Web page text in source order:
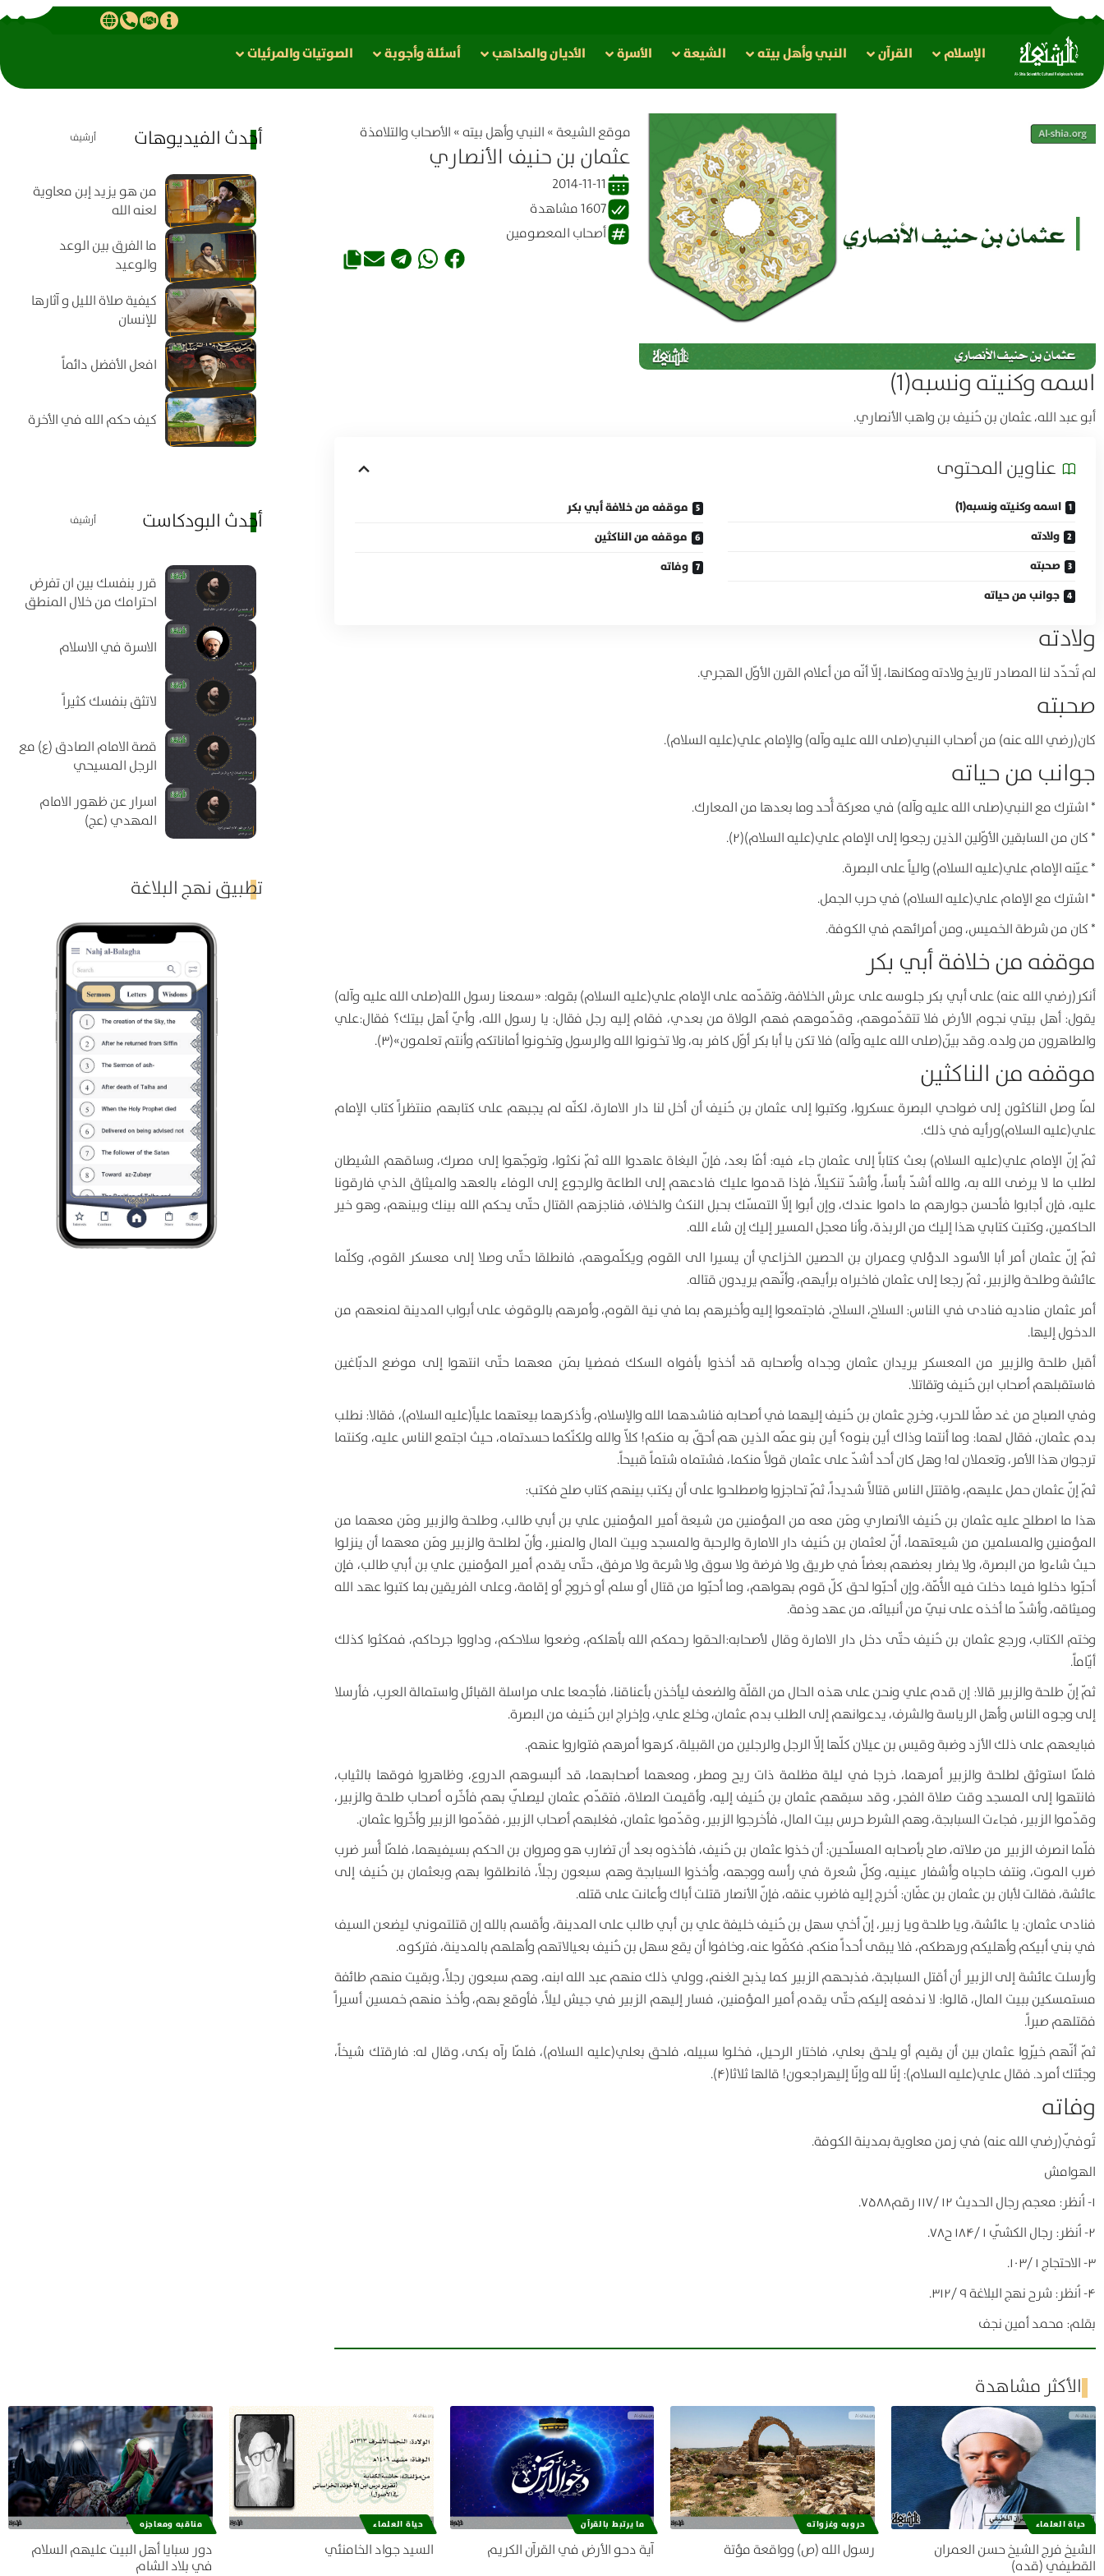
الإسلام القرآن النبي وأهل بيته الشيعة الأسرة الأدیان والمذاهب أسئلة وأجوبة الصوتیات والمرئیات
موقع الشیعة» النبي وأهل بيته» الأصحاب والتلامذة
عثمان بن حنيف الأنصاري
2014-11-11
1607 مشاهدة
أصحاب المعصومين
اسمه وكنيته ونسبه(1)
أبو عبد الله، عثمان بن حُنيف بن واهب الأنصاري.
عناوين المحتوی
اسمه وكنيته ونسبه(1)
ولادته
صحبته
جوانب من حياته
موقفه من خلافة أبي بكر
موقفه من الناكثين
وفاته
ولادته
لم تُحدّد لنا المصادر تاريخ ولادته ومكانها، إلّا أنّه من أعلام القرن الأوّل الهجري.
صحبته
كان(رضي الله عنه) من أصحاب النبي(صلى الله عليه وآله) والإمام علي(عليه السلام).
جوانب من حياته
* اشترك مع النبي(صلى الله عليه وآله) في معركة أُحد وما بعدها من المعارك.
* كان من السابقين الأوّلين الذين رجعوا إلى الإمام علي(عليه السلام)(۲).
* عيّنه الإمام علي(عليه السلام) والياً على البصرة.
* اشترك مع الإمام علي(عليه السلام) في حرب الجمل.
* كان من شرطة الخميس، ومن أمرائهم في الكوفة.
موقفه من خلافة أبي بكر
أنكر(رضي الله عنه) على أبي بكر جلوسه على عرش الخلافة، وتقدّمه على الإمام علي(عليه السلام) بقوله: «سمعنا رسول الله(صلى الله عليه وآله)
يقول: أهل بيتي نجوم الأرض فلا تتقدّموهم، وقدّموهم فهم الولاة من بعدي، فقام إليه رجل فقال: يا رسول الله، وأيّ أهل بيتك؟ فقال:علي
والطاهرون من ولده. وقد بيّن(صلى الله عليه وآله) فلا تكن يا أبا بكر أوّل كافر به، ولا تخونوا الله والرسول وتخونوا أماناتكم وأنتم تعلمون»(۳).
موقفه من الناكثين
لمّا وصل الناكثون إلى ضواحي البصرة عسكروا، وكتبوا إلى عثمان بن حُنيف أن أخل لنا دار الامارة، لكنّه لم يجبهم على كتابهم منتظراً كتاب الإمام
علي(عليه السلام)ورأيه في ذلك.
ثمّ إنّ الإمام علي(عليه السلام) بعث كتاباً إلى عثمان جاء فيه: أمّا بعد، فإنّ البغاة عاهدوا الله ثمّ نكثوا، وتوجّهوا إلى مصرك، وساقهم الشيطان
لطلب ما لا يرضى الله به، والله أشدّ بأساً، وأشدّ تنكيلاً، فإذا قدموا عليك فادعهم إلى الطاعة والرجوع إلى الوفاء بالعهد والميثاق الذي فارقونا
عليه، فإن أجابوا فأحسن جوارهم ما داموا عندك، وإن أبوا إلّا التمسّك بحبل النكث والخلاف، فناجزهم القتال حتّى يحكم الله بينك وبينهم، وهو خير
الحاكمين، وكتبت كتابي هذا إليك من الربذة، وأنا معجل المسير إليك إن شاء الله.
ثمّ إنّ عثمان أمر أبا الأسود الدؤلي وعمران بن الحصين الخزاعي أن يسيرا الى القوم ويكلّموهم، فانطلقا حتّى وصلا إلى معسكر القوم، وكلّما
عائشة وطلحة والزبير، ثمّ رجعا إلى عثمان فاخبراه برأيهم، وأنّهم يريدون قتاله.
أمر عثمان مناديه فنادى في الناس: السلاح، السلاح، فاجتمعوا إليه وأخبرهم بما في نية القوم، وأمرهم بالوقوف على أبواب المدينة لمنعهم من
الدخول إليها.
أقبل طلحة والزبير من المعسكر يريدان عثمان وجداه وأصحابه قد أخذوا بأفواه السكك فمضيا بمَن معهما حتّى انتهوا إلى موضع الدبّاغين
فاستقبلهم أصحاب ابن حُنيف وتقاتلا.
وفي الصباح من غد صفّا للحرب، وخرج عثمان بن حُنيف إليهما في أصحابه فناشدهما الله والإسلام، وأذكرهما بيعتهما علياً(عليه السلام)، فقالا: نطلب
بدم عثمان، فقال لهما: وما أنتما وذاك أين بنوه؟ أين بنو عمّه الذين هم أحقّ به منكم! كلاّ والله ولكنّكما حسدتماه، حيث اجتمع الناس عليه، وكنتما
ترجوان هذا الأمر، وتعملان له! وهل كان أحد أشدّ على عثمان قولاً منكما، فشتماه شتماً قبيحاً.
ثمّ إنّ عثمان حمل عليهم، واقتتل الناس قتالاً شديداً، ثمّ تحاجزوا واصطلحوا على أن يكتب بينهم كتاب صلح فكتب:
هذا ما اصطلح عليه عثمان بن حُنيف الأنصاري ومَن معه من المؤمنين من شيعة أمير المؤمنين علي بن أبي طالب، وطلحة والزبير ومَن معهما من
المؤمنين والمسلمين من شيعتهما، أنّ لعثمان بن حُنيف دار الامارة والرحبة والمسجد وبيت المال والمنبر، وأنّ لطلحة والزبير ومَن معهما أن ينزلوا
حيث شاءوا من البصرة، ولا يضار بعضهم بعضاً في طريق ولا فرضة ولا سوق ولا شرعة ولا مرفق، حتّى يقدم أمير المؤمنين علي بن أبي طالب، فإن
أحبّوا دخلوا فيما دخلت فيه الأُمّة، وإن أحبّوا لحق كلّ قوم بهواهم، وما أحبّوا من قتال أو سلم أو خروج أو إقامة، وعلى الفريقين بما كتبوا عهد الله
وميثاقه، وأشدّ ما أخذه على نبيّ من أنبيائه، من عهد وذمة.
وختم الكتاب، ورجع عثمان بن حُنيف حتّى دخل دار الامارة وقال لأصحابه:الحقوا رحمكم الله بأهلكم، وضعوا سلاحكم، وداووا جرحاكم، فمكثوا كذلك
أيّاماً.
ثمّ إنّ طلحة والزبير قالا: إن قدم علي ونحن على هذه الحال من القلّة والضعف ليأخذن بأعناقنا، فأجمعا على مراسلة القبائل واستمالة العرب، فأرسلا
إلى وجوه الناس وأهل الرياسة والشرف، يدعوانهم إلى الطلب بدم عثمان، وخلع علي، وإخراج ابن حُنيف من البصرة.
فبايعهم على ذلك الأزد وضبة وقيس بن عيلان كلّها إلّا الرجل والرجلين من القبيلة، كرهوا أمرهم فتواروا عنهم.
فلمّا استوثق لطلحة والزبير أمرهما، خرجا في ليلة مظلمة ذات ريح ومطر، ومعهما أصحابهما، قد ألبسوهم الدروع، وظاهروا فوقها بالثياب،
فانتهوا إلى المسجد وقت صلاة الفجر، وقد سبقهم عثمان بن حُنيف إليه، وأقيمت الصلاة، فتقدّم عثمان ليصلّي بهم فأخّره أصحاب طلحة والزبير،
وقدّموا الزبير، فجاءت السبابجة، وهم الشرط حرس بيت المال، فأخرجوا الزبير، وقدّموا عثمان، فغلبهم أصحاب الزبير، فقدّموا الزبير وأخّروا عثمان.
فلّما انصرف الزبير من صلاته، صاح بأصحابه المسلّحين: أن خذوا عثمان بن حُنيف، فأخذوه بعد أن تضارب هو ومروان بن الحكم بسيفيهما، فلمّا أُسر ضرب
ضرب الموت، ونتف حاجباه وأشفار عينيه، وكلّ شعرة في رأسه ووجهه، وأخذوا السبابجة وهم سبعون رجلاً، فانطلقوا بهم وبعثمان بن حُنيف إلى
عائشة، فقالت لأبان بن عثمان بن عفّان: اُخرج إليه فاضرب عنقه، فإنّ الأنصار قتلت أباك وأعانت على قتله.
فنادى عثمان: يا عائشة، ويا طلحة ويا زبير، إنّ أخي سهل بن حُنيف خليفة علي بن أبي طالب على المدينة، وأقسم بالله إن قتلتموني ليضعن السيف
في بني أبيكم وأهليكم ورهطكم، فلا يبقى أحداً منكم. فكفّوا عنه، وخافوا أن يقع سهل بن حُنيف بعيالاتهم وأهلهم بالمدينة، فتركوه.
وأرسلت عائشة إلى الزبير أن أقتل السبابجة، فذبحهم الزبير كما يذبح الغنم، وولي ذلك منهم عبد الله ابنه، وهم سبعون رجلاً، وبقيت منهم طائفة
مستمسكين ببيت المال، قالوا: لا ندفعه إليكم حتّى يقدم أمير المؤمنين، فسار إليهم الزبير في جيش ليلاً، فأوقع بهم، وأخذ منهم خمسين أسيراً
فقتلهم صبراً.
ثمّ أنّهم خيّروا عثمان بين أن يقيم أو يلحق بعلي، فاختار الرحيل، فخلوا سبيله، فلحق بعلي(عليه السلام)، فلمّا رآه بكى، وقال له: فارقتك شيخاً،
وجئتك أمرد. فقال علي(عليه السلام): إنّا لله وإنّا إليهراجعون! قالها ثلاثا(۴).
وفاته
تُوفّي(رضي الله عنه) في زمن معاوية بمدينة الكوفة.
الهوامش
۱- اُنظر: معجم رجال الحديث ۱۲ /۱۱۷ رقم۷۵۸۸.
۲- اُنظر: رجال الكشّي ۱ /۱۸۴ ح۷۸.
۳- الاحتجاج ۱ /۱۰۳.
۴- اُنظر: شرح نهج البلاغة ۹ /۳۱۲.
بقلم: محمد أمين نجف
أحدث الفيديوهات أرشيف
من هو يزيد إبن معاوية
لعنه الله
ما الفرق بين الوعد
والوعيد
كيفية صلاة الليل و آثارها
للإنسان
افعل الأفضل دائماً
كيف حكم الله في الأخرة
أحدث البودكاست أرشيف
قرر بنفسك بين ان تفرض
احترامك من خلال المنطق
الاسرة في الاسلام
لاتثق بنفسك كثيراً
قصة الامام الصادق (ع) مع
الرجل المسيحي
اسرار عن ظهور الامام
المهدي (عج)
تطبيق نهج البلاغة
الأكثر مشاهدة
حياة العلماء
الشيخ فرج الشيخ حسن العمران
القطيفي (قده)
حروبه وغزواته
رسول الله (ص) وواقعة مؤتة
ما يرتبط بالقرآن
آية دحو الأرض في القرآن الكريم
حياة العلماء
السيد جواد الخامنئي
مناقبه ومعاجزه
دور سبايا أهل البيت عليهم السلام
في بلاد الشام